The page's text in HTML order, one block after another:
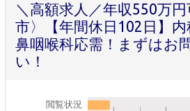
＼高額求人／年収550万
市〉【年間休日102日】
鼻咽喉科応需！まずはお
い！
閲覧状況